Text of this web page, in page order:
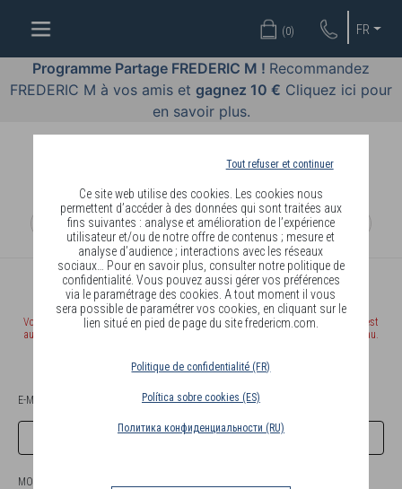
Tout refuser et continuer
Ce site web utilise des cookies. Les cookies nous
permettent d’accéder à des données qui sont traitées aux
fins suivantes : analyse et amélioration de l’expérience
utilisateur et/ou de notre offre de contenus ; mesure et
analyse d’audience ; interactions avec les réseaux
sociaux… Pour en savoir plus, consulter notre politique de
confidentialité. Vous pouvez aussi gérer vos préférences
via le paramétrage des cookies. A tout moment il vous
sera possible de paramétrer vos cookies, en cliquant sur le
lien situé en pied de page du site fredericm.com.
Politique de confidentialité (FR)
Política sobre cookies (ES)
Политика конфиденциальности (RU)
FR
(0)
Programme Partage FREDERIC M ! Recommandez
FREDERIC M à vos amis et gagnez 10 € Cliquez ici pour
en savoir plus.
OFFRES
COSMÉTIQUES
PARFUMS
BODY
DIAGNOSTIC
PEAU
DEVENIR
DISTRIBUTEUR
PAYS
LIVRAISON
(FR)
COMPTE
Votre session a expirée. Au delà de 20 minutes d'inactivité, votre identification est
automatiquement supprimée sur notre serveur. Merci de vous identifier à nouveau.
VOUS ÊTES DÉJÀ DISTRIBUTEUR OU CLIENT FREDERIC M
E-MAIL OU IDENTIFIANT
MOT DE PASSE